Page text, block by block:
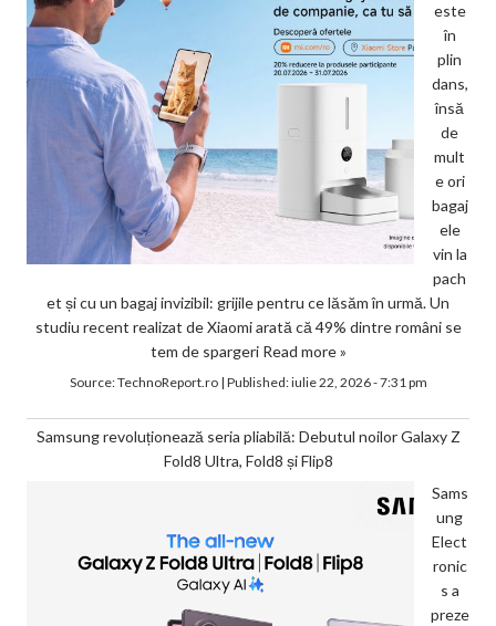
este
în
plin
dans,
însă
de
mult
e ori
bagaj
ele
vin la
pach
et și cu un bagaj invizibil: grijile pentru ce lăsăm în urmă. Un
studiu recent realizat de Xiaomi arată că 49% dintre români se
tem de spargeri Read more »
Source:TechnoReport.ro| Published:iulie 22, 2026 - 7:31 pm
Samsung revoluționează seria pliabilă: Debutul noilor Galaxy Z
Fold8 Ultra, Fold8 și Flip8
Sams
ung
Elect
ronic
s a
preze